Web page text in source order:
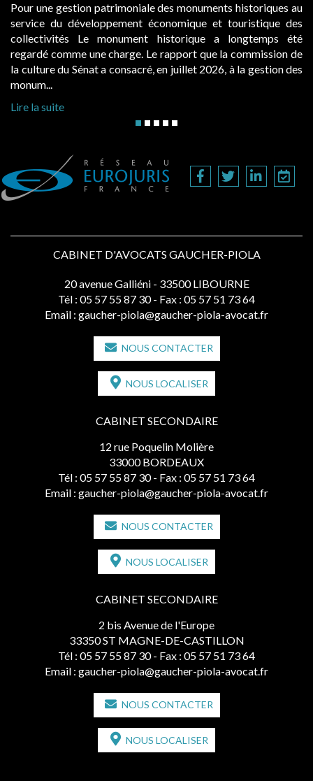
monuments historiques au
et touristique des
a longtemps été
que la commission de
juillet 2026, à la gestion des
Evocatrices des bains de mer,
également un beau sujet
public, elles donnent lieu au
d’occupation. Saisies par des
CABINET D'AVOCATS GAUCHER-PIOLA
20 avenue Galliéni - 33500 LIBOURNE
Tél : 05 57 55 87 30 - Fax : 05 57 51 73 64
Email : gaucher-piola@gaucher-piola-avocat.fr
NOUS CONTACTER
NOUS LOCALISER
CABINET SECONDAIRE
12 rue Poquelin Molière
33000 BORDEAUX
Tél : 05 57 55 87 30 - Fax : 05 57 51 73 64
Email : gaucher-piola@gaucher-piola-avocat.fr
NOUS CONTACTER
NOUS LOCALISER
CABINET SECONDAIRE
2 bis Avenue de l'Europe
33350 ST MAGNE-DE-CASTILLON
Tél : 05 57 55 87 30 - Fax : 05 57 51 73 64
Email : gaucher-piola@gaucher-piola-avocat.fr
NOUS CONTACTER
NOUS LOCALISER